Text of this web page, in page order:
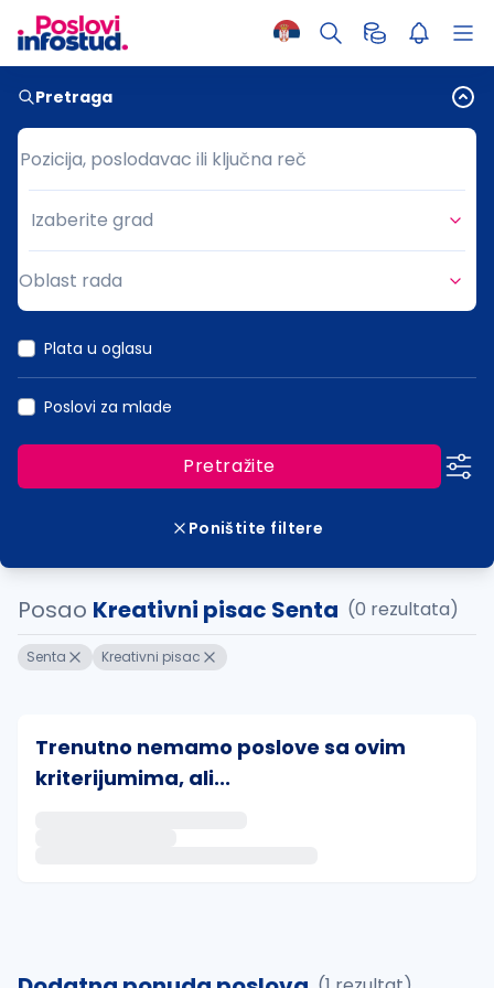
Pretraga
Pozicija, poslodavac ili ključna reč
Pozicija, poslodavac ili ključna reč
Grad
Izaberite grad
Oblast rada
Plata u oglasu
Poslovi za mlade
Pretražite
Poništite filtere
Posao Kreativni pisac Senta (0 rezultata)
Senta Kreativni pisac
Trenutno nemamo poslove sa ovim
kriterijumima, ali...